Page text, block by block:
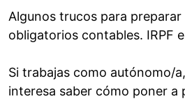
Algunos trucos para preparar
obligatorios contables. IRPF e
Si trabajas como autónomo/
interesa saber cómo poner a